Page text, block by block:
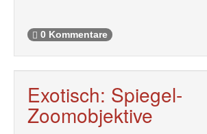
0 Kommentare
Exotisch: Spiegel-
Zoomobjektive